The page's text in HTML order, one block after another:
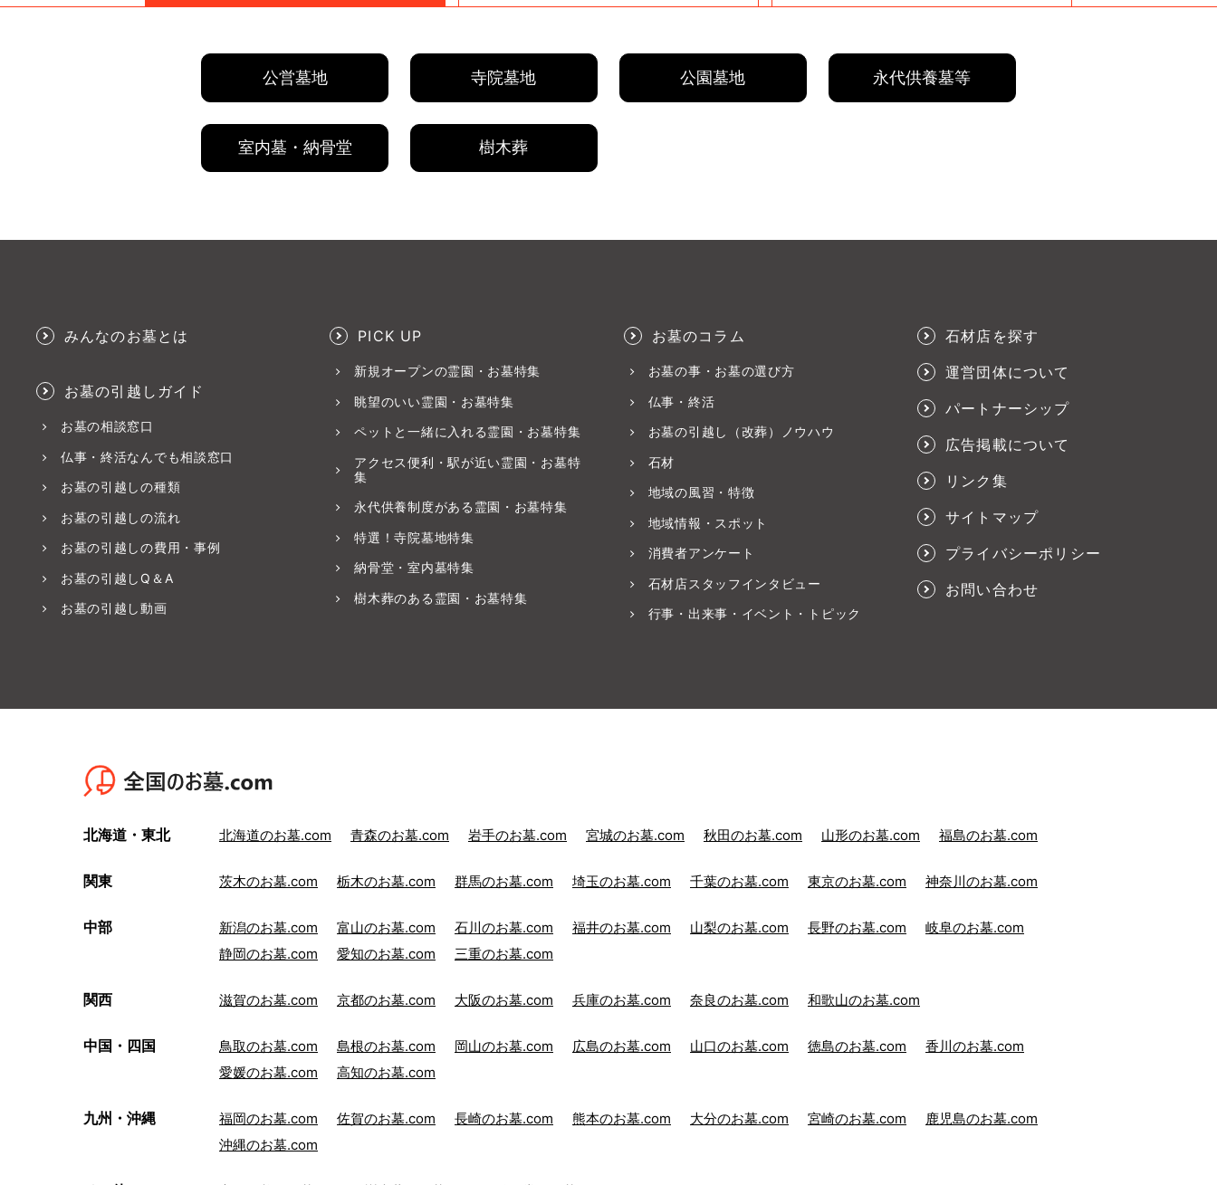
公営墓地 寺院墓地 公園墓地 永代供養墓等
室内墓・納骨堂 樹木葬
みんなのお墓とは
お墓の引越しガイド
お墓の相談窓口
仏事・終活なんでも相談窓口
お墓の引越しの種類
お墓の引越しの流れ
お墓の引越しの費用・事例
お墓の引越しQ＆A
お墓の引越し動画
PICK UP
新規オープンの霊園・お墓特集
眺望のいい霊園・お墓特集
ペットと一緒に入れる霊園・お墓特集
アクセス便利・駅が近い霊園・お墓特
集
永代供養制度がある霊園・お墓特集
特選！寺院墓地特集
納骨堂・室内墓特集
樹木葬のある霊園・お墓特集
お墓のコラム
お墓の事・お墓の選び方
仏事・終活
お墓の引越し（改葬）ノウハウ
石材
地域の風習・特徴
地域情報・スポット
消費者アンケート
石材店スタッフインタビュー
行事・出来事・イベント・トピック
石材店を探す
運営団体について
パートナーシップ
広告掲載について
リンク集
サイトマップ
プライバシーポリシー
お問い合わせ
北海道・東北 北海道のお墓.com 青森のお墓.com 岩手のお墓.com 宮城のお墓.com 秋田のお墓.com 山形のお墓.com 福島のお墓.com
関東 茨木のお墓.com 栃木のお墓.com 群馬のお墓.com 埼玉のお墓.com 千葉のお墓.com 東京のお墓.com 神奈川のお墓.com
中部 新潟のお墓.com 富山のお墓.com 石川のお墓.com 福井のお墓.com 山梨のお墓.com 長野のお墓.com
岐阜のお墓.com
静岡のお墓.com
愛知のお墓.com 三重のお墓.com
関西 滋賀のお墓.com 京都のお墓.com 大阪のお墓.com 兵庫のお墓.com 奈良のお墓.com 和歌山のお墓.com
中国・四国 鳥取のお墓.com 島根のお墓.com 岡山のお墓.com 広島のお墓.com 山口のお墓.com 徳島のお墓.com
香川のお墓.com
愛媛のお墓.com
高知のお墓.com
九州・沖縄 福岡のお墓.com 佐賀のお墓.com 長崎のお墓.com 熊本のお墓.com 大分のお墓.com 宮崎のお墓.com
鹿児島のお墓.com
沖縄のお墓.com